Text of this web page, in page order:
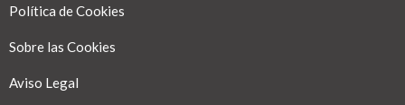
Política de Cookies
Sobre las Cookies
Aviso Legal